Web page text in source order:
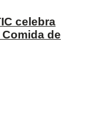
celebra
de